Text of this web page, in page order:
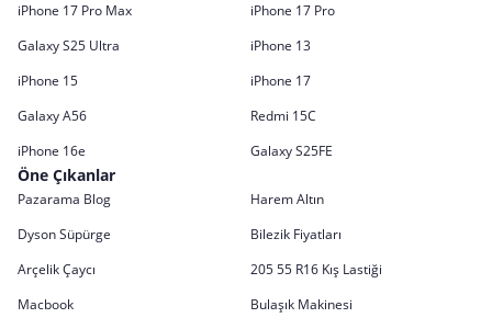
iPhone 17 Pro Max
iPhone 17 Pro
Galaxy S25 Ultra
iPhone 13
iPhone 15
iPhone 17
Galaxy A56
Redmi 15C
iPhone 16e
Galaxy S25FE
Öne Çıkanlar
Pazarama Blog
Harem Altın
Dyson Süpürge
Bilezik Fiyatları
Arçelik Çaycı
205 55 R16 Kış Lastiği
Macbook
Bulaşık Makinesi